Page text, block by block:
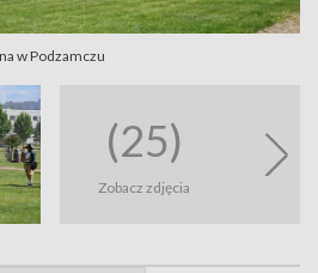
w Podzamczu
(25)
Zobacz zdjęcia